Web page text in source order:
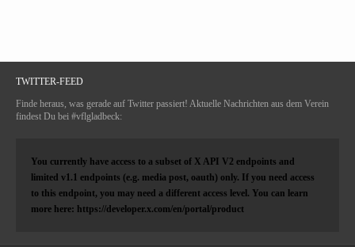
TWITTER-FEED
Finde heraus, was gerade auf Twitter passiert! Aktuelle Nachrichten aus dem Verein
findest Du bei #vflgladbeck:
You currently have access to a subset of X API V2 endpoints and
limited v1.1 endpoints (e.g. media post, oauth) only. If you need access
to this endpoint, you may need a different access level. You can learn
more here: https://developer.x.com/en/portal/product